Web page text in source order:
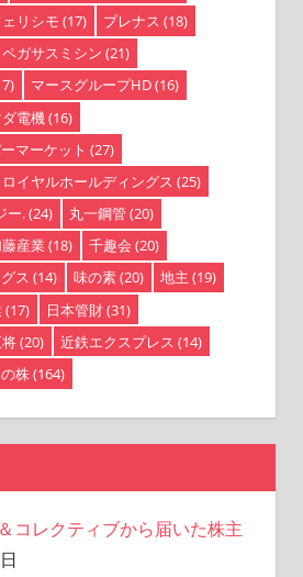
リシモ (17) プレナス (18)
ペガサスミシン (21)
マースグループHD(16)
電機(16)
マーケット (27)
ロイヤルホールディングス (25)
ー.(24) 丸一鋼管(20)
産業 (18) 千趣会 (20)
ス (14) 味の素(20) 地主 (19)
(17) 日本管財(31)
(20) 近鉄エクスプレス (14)
株(164)
コレクティブから届いた株主